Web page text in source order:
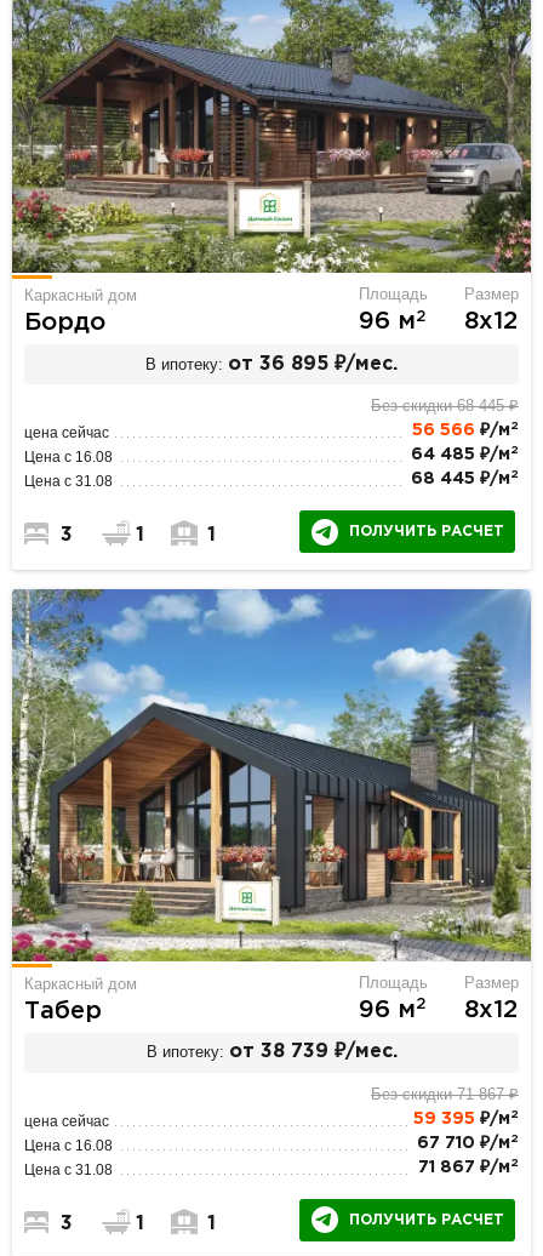
Каркасный дом
Бордо
Площадь
96 м2
Размер
8х12
В ипотеку: от 36 895 ₽/мес.
Без скидки 68 445 ₽
цена сейчас 56 566 ₽/м 2
Цена с 16.08 64 485 ₽/м 2
Цена с 31.08 68 445 ₽/м 2
3 1 1 ПОЛУЧИТЬ РАСЧЕТ
Каркасный дом
Табер
Площадь
96 м2
Размер
8х12
В ипотеку: от 38 739 ₽/мес.
Без скидки 71 867 ₽
цена сейчас 59 395 ₽/м 2
Цена с 16.08 67 710 ₽/м 2
Цена с 31.08 71 867 ₽/м 2
3 1 1 ПОЛУЧИТЬ РАСЧЕТ